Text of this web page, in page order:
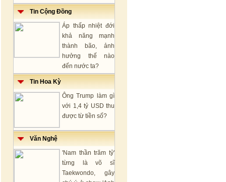
Tin Cộng Đồng
Áp thấp nhiệt đới
khả năng mạnh
thành bão, ảnh
hưởng thế nào
đến nước ta?
Tin Hoa Kỳ
Ông Trump làm gì
với 1,4 tỷ USD thu
được từ tiền số?
Văn Nghệ
'Nam thần trăm tỷ'
từng là võ sĩ
Taekwondo, gây